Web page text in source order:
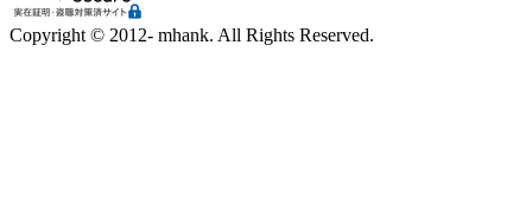
Copyright © 2012- mhank. All Rights Reserved.